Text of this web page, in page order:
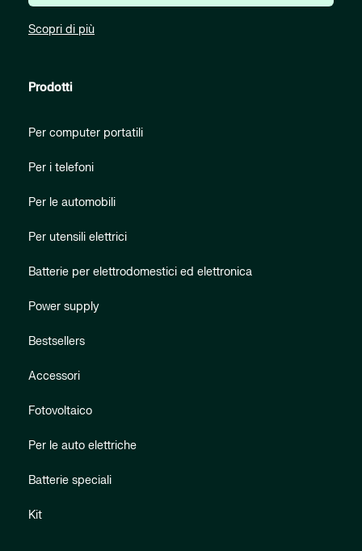
Scopri di più
Prodotti
Per computer portatili
Per i telefoni
Per le automobili
Per utensili elettrici
Batterie per elettrodomestici ed elettronica
Power supply
Bestsellers
Accessori
Fotovoltaico
Per le auto elettriche
Batterie speciali
Kit